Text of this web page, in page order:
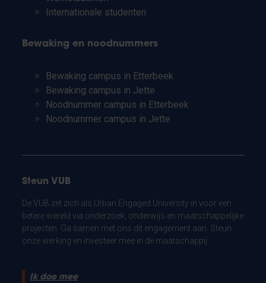
Internationale studenten
Bewaking en noodnummers
Bewaking campus in Etterbeek
Bewaking campus in Jette
Noodnummer campus in Etterbeek
Noodnummer campus in Jette
Steun VUB
De VUB zet zich als Urban Engaged University in voor een
betere wereld via onderzoek, onderwijs en maatschappelijke
projecten. Ga samen met ons dit engagement aan. Steun
onze werking en investeer mee in de maatschappij.
Ik doe mee